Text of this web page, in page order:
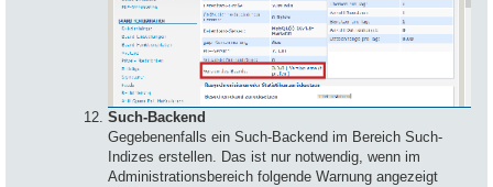
Such-Backend
Gegebenenfalls ein Such-Backend im Bereich Such-
Indizes erstellen. Das ist nur notwendig, wenn im
Administrationsbereich folgende Warnung angezeigt